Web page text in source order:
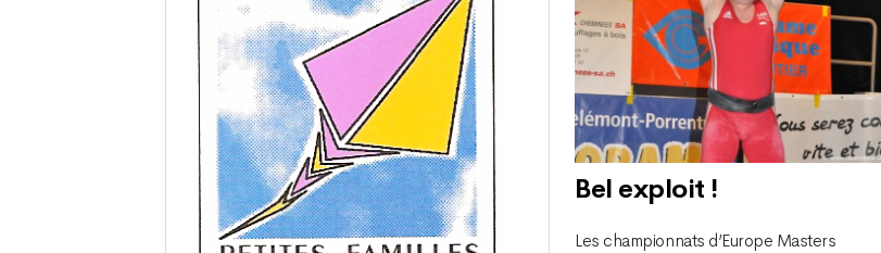
Bel exploit !
Les championnats d’Europe Masters